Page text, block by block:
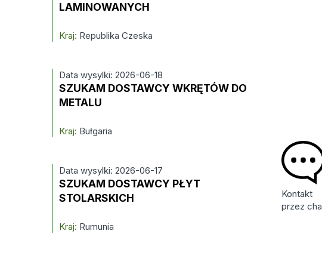
LAMINOWANYCH
Kraj: Republika Czeska
Data wysylki: 2026-06-18
SZUKAM DOSTAWCY WKRĘTÓW DO
METALU
Kraj: Bułgaria
Data wysylki: 2026-06-17
SZUKAM DOSTAWCY PŁYT
STOLARSKICH
Kraj: Rumunia
Kontakt
przez